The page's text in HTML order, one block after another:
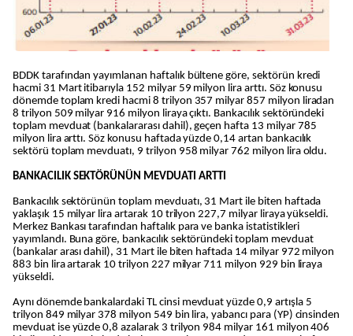
BDDK tarafından yayımlanan haftalık bültene göre, sektörün kredi
hacmi 31 Mart itibarıyla 152 milyar 59 milyon lira arttı. Söz konusu
dönemde toplam kredi hacmi 8 trilyon 357 milyar 857 milyon liradan
8 trilyon 509 milyar 916 milyon liraya çıktı. Bankacılık sektöründeki
toplam mevduat (bankalararası dahil), geçen hafta 13 milyar 785
milyon lira arttı. Söz konusu haftada yüzde 0,14 artan bankacılık
sektörü toplam mevduatı, 9 trilyon 958 milyar 762 milyon lira oldu.
BANKACILIK SEKTÖRÜNÜN MEVDUATI ARTTI
Bankacılık sektörünün toplam mevduatı, 31 Mart ile biten haftada
yaklaşık 15 milyar lira artarak 10 trilyon 227,7 milyar liraya yükseldi.
Merkez Bankası tarafından haftalık para ve banka istatistikleri
yayımlandı. Buna göre, bankacılık sektöründeki toplam mevduat
(bankalar arası dahil), 31 Mart ile biten haftada 14 milyar 972 milyon
883 bin lira artarak 10 trilyon 227 milyar 711 milyon 929 bin liraya
yükseldi.
Aynı dönemde bankalardaki TL cinsi mevduat yüzde 0,9 artışla 5
trilyon 849 milyar 378 milyon 549 bin lira, yabancı para (YP) cinsinden
mevduat ise yüzde 0,8 azalarak 3 trilyon 984 milyar 161 milyon 406